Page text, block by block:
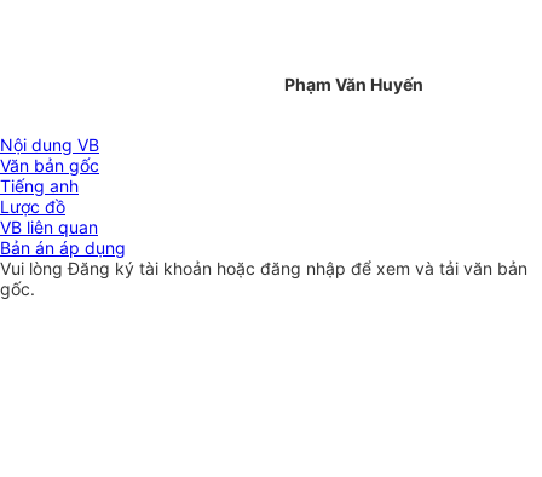
Phạm Văn Huyến
Nội dung VB
Văn bản gốc
Tiếng anh
Lược đồ
VB liên quan
Bản án áp dụng
Vui lòngĐăng ký tài khoản hoặc đăng nhập để xem và tải văn bản
gốc.